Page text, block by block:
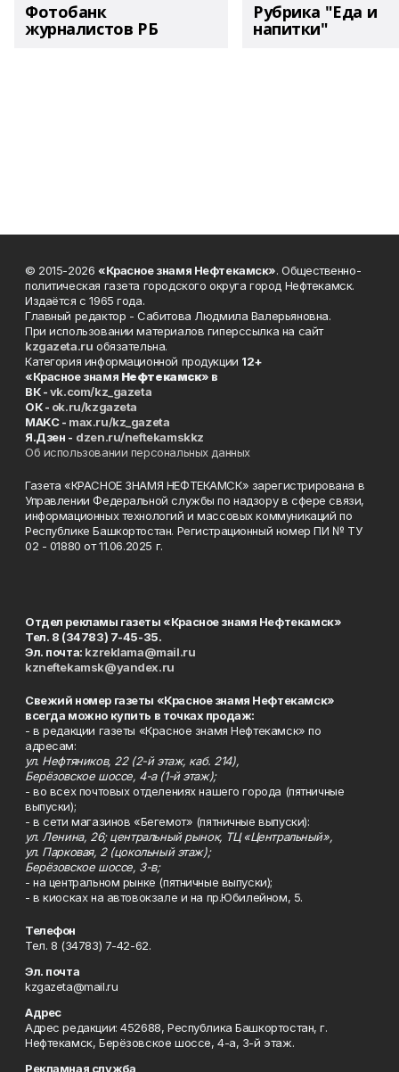
Фотобанк
журналистов РБ
Рубрика "Еда и
напитки"
© 2015-2026 «Красное знамя Нефтекамск». Общественно-
политическая газета городского округа город Нефтекамск.
Издаётся с 1965 года.
Главный редактор - Сабитова Людмила Валерьяновна.
При использовании материалов гиперссылка на сайт
kzgazeta.ru обязательна.
Категория информационной продукции 12+
«Красное знамя Нефтекамск» в
ВК -vk.com/kz_gazeta
ОК - ok.ru/kzgazeta
MAKC - max.ru/kz_gazeta
Я.Дзен - dzen.ru/neftekamskkz
Об использовании персональных данных
Газета «КРАСНОЕ ЗНАМЯ НЕФТЕКАМСК» зарегистрирована в
Управлении Федеральной службы по надзору в сфере связи,
информационных технологий и массовых коммуникаций по
Республике Башкортостан. Регистрационный номер ПИ № ТУ
02 - 01880 от 11.06.2025 г.
Отдел рекламы газеты «Красное знамя Нефтекамск»
Тел. 8 (34783) 7-45-35.
Эл. почта: kzreklama@mail.ru
kzneftekamsk@yandex.ru
Свежий номер газеты «Красное знамя Нефтекамск»
всегда можно купить в точках продаж:
- в редакции газеты «Красное знамя Нефтекамск» по
адресам:
ул. Нефтяников, 22 (2-й этаж, каб. 214),
Берёзовское шоссе, 4-а (1-й этаж);
- во всех почтовых отделениях нашего города (пятничные
выпуски);
- в сети магазинов «Бегемот» (пятничные выпуски):
ул. Ленина, 26; центральный рынок, ТЦ «Центральный»,
ул. Парковая, 2 (цокольный этаж);
Берёзовское шоссе, 3-в;
- на центральном рынке (пятничные выпуски);
- в киосках на автовокзале и на пр.Юбилейном, 5.
Телефон
Тел. 8 (34783) 7-42-62.
Эл. почта
kzgazeta@mail.ru
Адрес
Адрес редакции: 452688, Республика Башкортостан, г.
Нефтекамск, Берёзовское шоссе, 4-а, 3-й этаж.
Рекламная служба